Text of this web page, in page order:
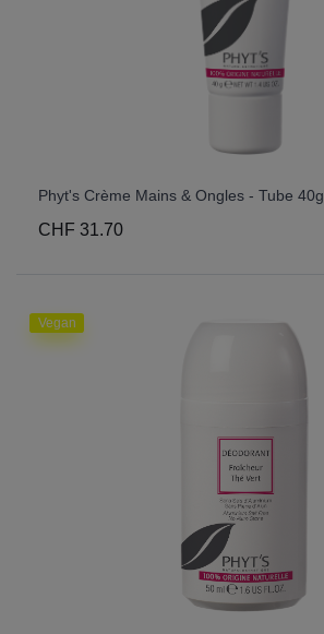
Phyt's Crème Mains & Ongles - Tube 40g
CHF 31.70
Vegan